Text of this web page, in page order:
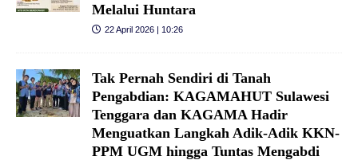
Melalui Huntara
22 April 2026 | 10:26
Tak Pernah Sendiri di Tanah
Pengabdian: KAGAMAHUT Sulawesi
Tenggara dan KAGAMA Hadir
Menguatkan Langkah Adik-Adik KKN-
PPM UGM hingga Tuntas Mengabdi